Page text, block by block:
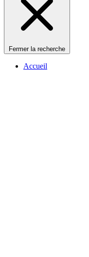
Fermer la recherche
Accueil